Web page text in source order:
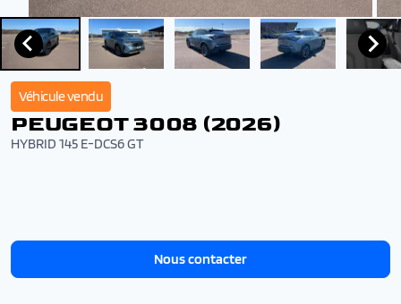
Véhicule vendu
PEUGEOT 3008 (2026)
HYBRID 145 E-DCS6 GT
Nous contacter